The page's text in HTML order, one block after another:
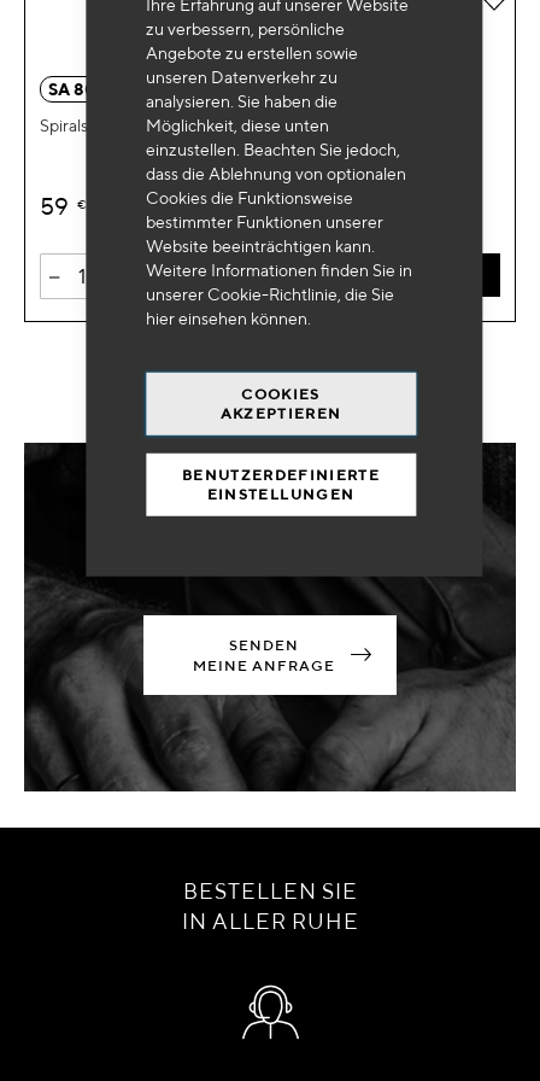
Ihre Erfahrung auf unserer Website
zu verbessern, persönliche
Angebote zu erstellen sowie
unseren Datenverkehr zu
analysieren. Sie haben die
Möglichkeit, diese unten
einzustellen. Beachten Sie jedoch,
dass die Ablehnung von optionalen
Cookies die Funktionsweise
bestimmter Funktionen unserer
Website beeinträchtigen kann.
Weitere Informationen finden Sie in
unserer Cookie-Richtlinie, die Sie
hiereinsehen können.
COOKIES
AKZEPTIEREN
BENUTZERDEFINIERTE
EINSTELLUNGEN
SA 8028
Spiralschlauch Ø6x4mm L.5.5m
59 €
- IN DEN WARENKORB
Benötigen Sie einemaßgeschneiderte
SENDEN
MEINE ANFRAGE
BESTELLEN SIE
IN ALLER RUHE